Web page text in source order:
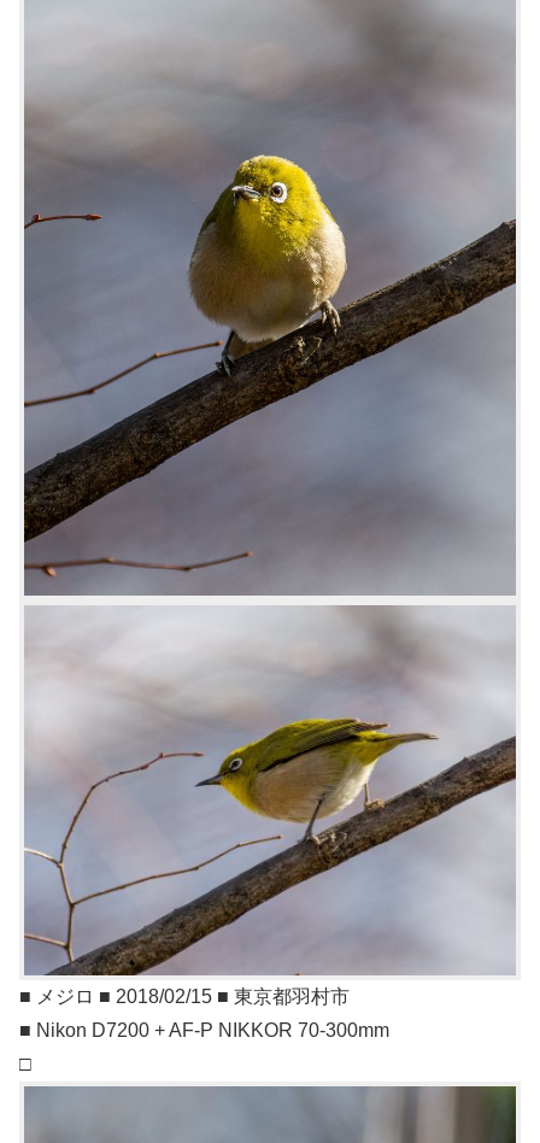
■ メジロ ■ 2018/02/15 ■ 東京都羽村市
■ Nikon D7200 + AF-P NIKKOR 70-300mm
□